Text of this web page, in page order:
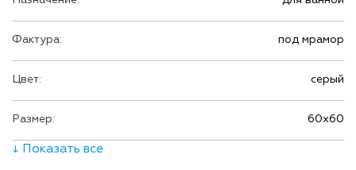
Фактура: под мрамор
Цвет: серый
Размер: 60х60
↓ Показать все